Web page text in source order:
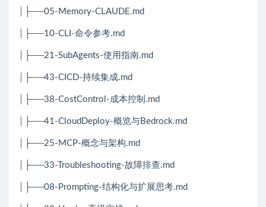
│├──05-Memory-CLAUDE.md
│├──10-CLI-命令参考.md
│├──21-SubAgents-使用指南.md
│├──43-CICD-持续集成.md
│├──38-CostControl-成本控制.md
│├──41-CloudDeploy-概览与Bedrock.md
│├──25-MCP-概念与架构.md
│├──33-Troubleshooting-故障排查.md
│├──08-Prompting-结构化与扩展思考.md